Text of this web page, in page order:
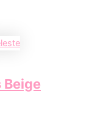
Beige